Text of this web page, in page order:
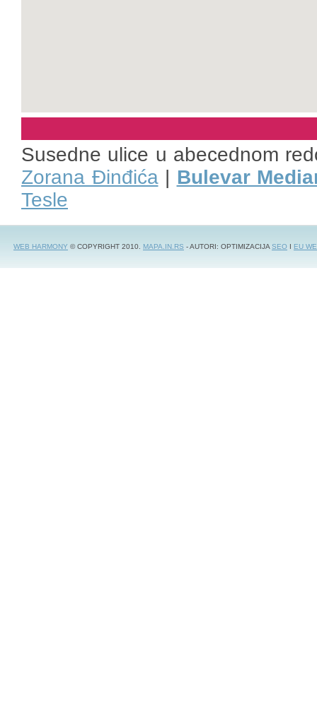
Susedne ulice u abecednom
Zorana Đinđića| Bulevar
Tesle
WEB HARMONY © COPYRIGHT 2010. MAPA.IN.RS - AUTORI: OPTIMIZACIJASEO I EU